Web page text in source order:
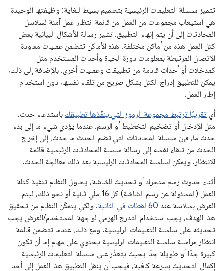
تتميز سلسلة التعليمات الرئيسية بتصميم بسيط للغاية: وظيفتها الوحيدة
هي استيعاب مجموعات من العمل من قائمة انتظار عمل آمنة لسلاسل
المحادثات إلى أن يتم إنهاء التطبيق. تشير رسالة الأشكال البيانية بعض
كتل العمل هذه من أماكن مختلفة. هذه الأماكن تتضمن عمليات معاودة
الاتصال المرتبطة بمعلومات دورة الحياة وأحداث المستخدم مثل
كمدخلات أو أحداث قادمة من تطبيقات وعمليات أخرى. بالإضافة إلى ذلك،
يمكن للتطبيق إدراج الكتل بشكل صريح من تلقاء نفسها، دون استخدام
إطار العمل.
أي تقريبًا ترتبط مجموعة الرموز التي ينفّذها تطبيقك باستدعاء حدث،
مثل الإدخال أو تضخيم التخطيط أو الرسم. عندما يؤدي شيء ما إلى بدء
حدث ما، فإن سلسلة المحادثات التي تضم الحدث ما حدث، إلى إخراج
الحدث من تلقاء نفسه إلى رسالة سلسلة المحادثات الرئيسية قائمة
الانتظار. ويمكن لسلسلة المحادثات الرئيسية بعد ذلك معالجة الحدث.
أثناء حدوث رسم متحرك أو تحديث للشاشة، يحاول النظام تنفيذ كتلة
العمل (المسئولة عن رسم الشاشة) كل 16 ملّي ثانية أو نحو ذلك، ليتم
العرض بسلاسة عند 60 لقطات في الثانية
. ولكي يتمكّن النظام من تحقيق
هذا الهدف، يجب استخدام التدرج الهرمي لواجهة المستخدم/العرض يجب
تحديثه على سلسلة التعليمات الرئيسية. ومع ذلك، عندما تتضمن قائمة
انتظار مراسلة سلسلة التعليمات الرئيسية يحتوي على مهام إما أن تكون
كبيرة جدًا أو طويلة جدًا بحيث يتعذّر على سلسلة التعليمات الرئيسية
إكمال التحديث بسرعة كافية، فيجب أن ينقل التطبيق هذا العمل إلى أحد